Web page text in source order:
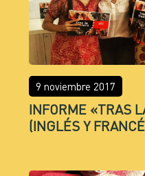
9 noviembre 2017
INFORME «TRAS
(INGLÉS Y